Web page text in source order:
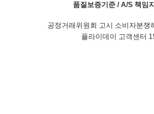
품질보증기준 / A/S 책임
공정거래위원회 고시 소비자분쟁
플라이데이 고객센터